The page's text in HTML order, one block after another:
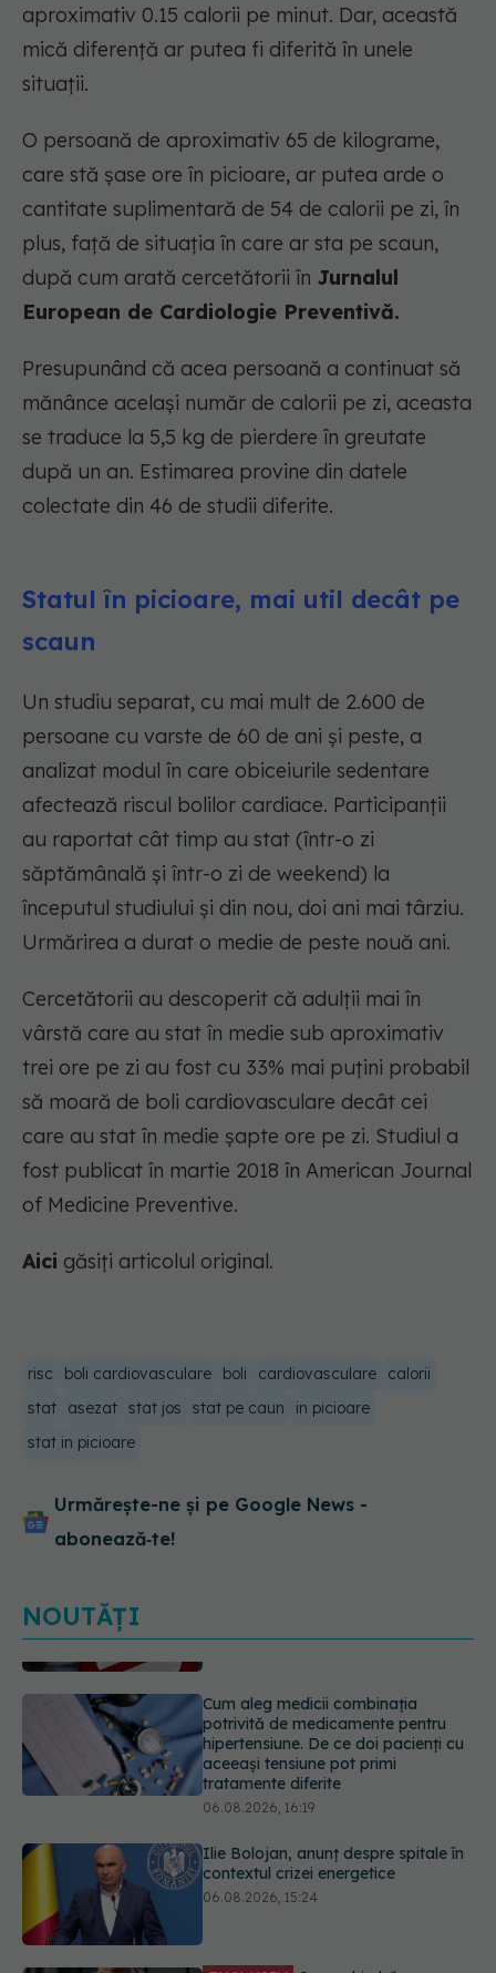
aproximativ 0.15 calorii pe minut. Dar, această
mică diferență ar putea fi diferită în unele
situații.
O persoană de aproximativ 65 de kilograme,
care stă șase ore în picioare, ar putea arde o
cantitate suplimentară de 54 de calorii pe zi, în
plus, față de situația în care ar sta pe scaun,
după cum arată cercetătorii în Jurnalul
European de Cardiologie Preventivă.
Presupunând că acea persoană a continuat să
mănânce același număr de calorii pe zi, aceasta
se traduce la 5,5 kg de pierdere în greutate
după un an. Estimarea provine din datele
colectate din 46 de studii diferite.
Statul în picioare, mai util decât pe
scaun
Un studiu separat, cu mai mult de 2.600 de
persoane cu varste de 60 de ani și peste, a
analizat modul în care obiceiurile sedentare
afectează riscul bolilor cardiace. Participanții
au raportat cât timp au stat (într-o zi
săptămânală și într-o zi de weekend) la
începutul studiului și din nou, doi ani mai târziu.
Urmărirea a durat o medie de peste nouă ani.
Cercetătorii au descoperit că adulții mai în
vârstă care au stat în medie sub aproximativ
trei ore pe zi au fost cu 33% mai puțini probabil
să moară de boli cardiovasculare decât cei
care au stat în medie șapte ore pe zi. Studiul a
fost publicat în martie 2018 în American Journal
of Medicine Preventive.
Aici găsiți articolul original.
risc boli cardiovasculare boli cardiovasculare
calorii
stat
asezat stat jos stat pe caun
in picioare
stat in picioare
Urmărește-ne și pe Google News -
abonează‑te!
NOUTĂȚI
Cum aleg medicii combinația
potrivită de medicamente pentru
hipertensiune. De ce doi pacienți cu
aceeași tensiune pot primi
tratamente diferite
Ilie Bolojan, anunț despre spitale în
contextul crizei energetice
EXCLUSIV Cum schimbă